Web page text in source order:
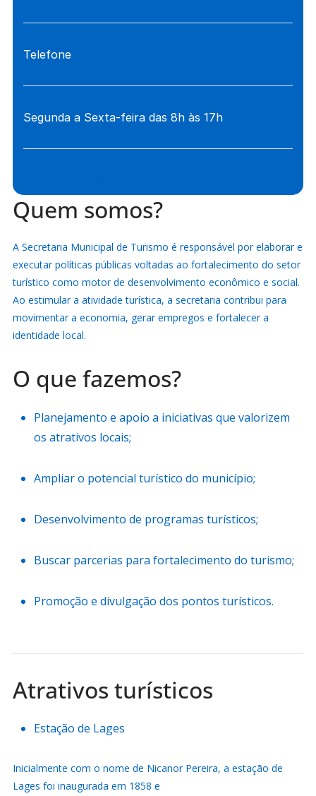
Telefone
Segunda a Sexta-feira das 8h às 17h
Quem somos?
A Secretaria Municipal de Turismo é responsável por elaborar e
executar políticas públicas voltadas ao fortalecimento do setor
turístico como motor de desenvolvimento econômico e social.
Ao estimular a atividade turística, a secretaria contribui para
movimentar a economia, gerar empregos e fortalecer a
identidade local.
O que fazemos?
Planejamento e apoio a iniciativas que valorizem
os atrativos locais;
Ampliar o potencial turístico do município;
Desenvolvimento de programas turísticos;
Buscar parcerias para fortalecimento do turismo;
Promoção e divulgação dos pontos turísticos.
Atrativos turísticos
Estação de Lages
Inicialmente com o nome de Nicanor Pereira, a estação de
Lages foi inaugurada em 1858 e